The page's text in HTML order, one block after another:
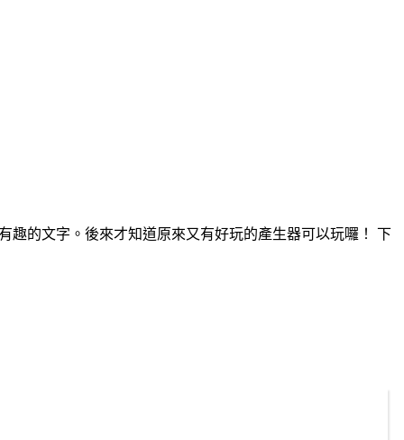
趣的文字。後來才知道原來又有好玩的產生器可以玩囉！ 下